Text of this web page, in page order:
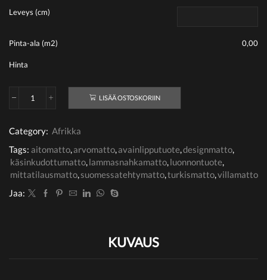
Leveys (cm)
Pinta-ala (m2) 0,00
Hinta
Luonnonvalkoinen/mustaLISÄÄ OSTOSKORIIN
Category: Afrikka
Tags: aitomatto,arvomatto,avainlipputuote,designmatto,
käsinkudottumatto,lammasnahkamatto,luonnontuote,
mittatilausmatto,suomessatehtymatto,turkismatto,villamatto
Jaa:
KUVAUS